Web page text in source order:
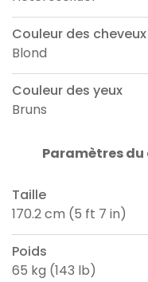
Couleur des cheveux
Blond
Couleur des yeux
Bruns
Paramètres du
Taille
170.2 cm (5 ft 7 in)
Poids
65 kg (143 lb)